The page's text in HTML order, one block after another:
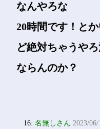
なんやろな
20時間です！と
ど絶対ちゃうや
ならんのか？
16:名無しさん 2023/